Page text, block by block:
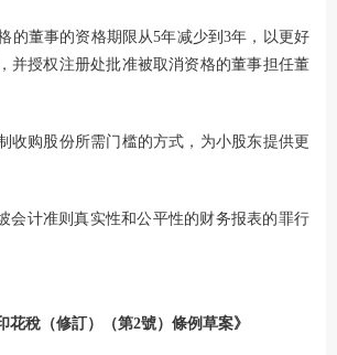
的董事的资格期限从5年减少到3年，以更好
并授权注册处批准被取消资格的董事担任董
收购股份所需门槛的方式，为小股东提供更
会计准则真实性和公平性的财务报表的罪行
花稅（修訂）（第2號）條例草案》